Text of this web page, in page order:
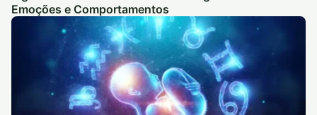
Emoções e Comportamentos